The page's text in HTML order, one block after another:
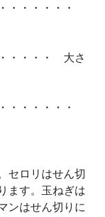
・・・・・・
・・・・ 大さ
・・・・・・
セロリはせん切
ます。玉ねぎは
ンはせん切りに